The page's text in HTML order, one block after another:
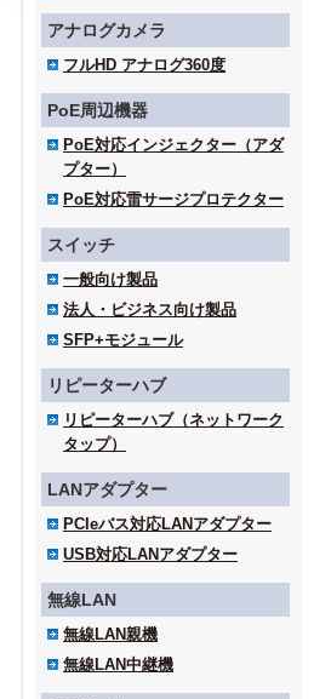
アナログカメラ
フルHD アナログ360度
PoE周辺機器
PoE対応インジェクター（アダ
プター）
PoE対応雷サージプロテクター
スイッチ
一般向け製品
法人・ビジネス向け製品
SFP+モジュール
リピーターハブ
リピーターハブ（ネットワーク
タップ）
LANアダプター
PCIeバス対応LANアダプター
USB対応LANアダプター
無線LAN
無線LAN親機
無線LAN中継機